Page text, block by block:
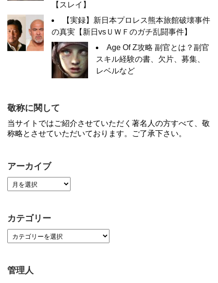
【スレイ】
【実録】新日本プロレス熊本旅館破壊事件
の真実【新日vsＵＷＦのガチ乱闘事件】
Age Of Z攻略 副官とは？副官
スキル経験の書、欠片、募集、
レベルなど
敬称に関して
当サイトではご紹介させていただく著名人の方すべて、敬
称略とさせていただいております。ご了承下さい。
アーカイブ
カテゴリー
管理人